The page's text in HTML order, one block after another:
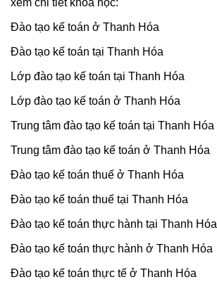
Đào tạo kế toán ở Thanh Hóa
Đào tạo kế toán tại Thanh Hóa
Lớp đào tạo kế toán tại Thanh Hóa
Lớp đào tạo kế toán ở Thanh Hóa
Trung tâm đào tạo kế toán tại Thanh Hóa
Trung tâm đào tạo kế toán ở Thanh Hóa
Đào tạo kế toán thuế ở Thanh Hóa
Đào tạo kế toán thuế tại Thanh Hóa
Đào tạo kế toán thực hành tại Thanh Hóa
Đào tạo kế toán thực hành ở Thanh Hóa
Đào tạo kế toán thực tế ở Thanh Hóa